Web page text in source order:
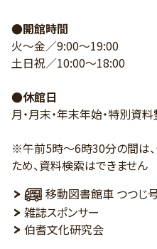
●開館時間
火～金／9:00～19:00
土日祝／10:00～18:00
●休館日
月・月末・年末年始・特別資
※午前5時～6時30分の間は
ため、資料検索はできません
移動図書館車 つつじ
雑誌スポンサー
伯耆文化研究会